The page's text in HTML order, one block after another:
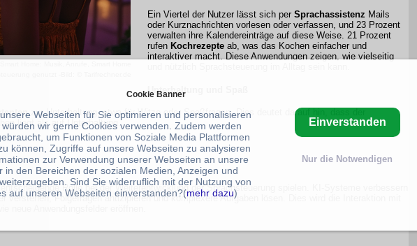
Ein Viertel der Nutzer lässt sich per Sprachassistenz Mails
oder Kurznachrichten vorlesen oder verfassen, und 23 Prozent
verwalten ihre Kalendereinträge auf diese Weise. 21 Prozent
rufen Kochrezepte ab, was das Kochen einfacher und
interaktiver macht. Diese Anwendungen zeigen, wie vielseitig
Unterhaltung und Spaß
zur Unterhaltung, etwa für Witze oder Spaßfragen. Dies deutet darauf hin, dass der
liegt als auf Unterhaltung.
Rolle bei der Weiterentwicklung der Sprachsteuerung spielen. KI-Systeme verbessern
verstehen, Folgefragen antizipieren und komplexere Aufgaben lösen. Dies wird die Interaktion mit
neue Anwendungsfelder eröffnen.
Cookie Banner
Webseiten für Sie optimieren und personalisieren
würden wir gerne Cookies verwenden. Zudem werden
um Funktionen von Soziale Media Plattformen
können, Zugriffe auf unsere Webseiten zu analysieren
zur Verwendung unserer Webseiten an unsere
in den Bereichen der sozialen Medien, Anzeigen und
Sind Sie widerruflich mit der Nutzung von
auf unseren Webseiten einverstanden?(mehr dazu)
Einverstanden
Nur die Notwendigen